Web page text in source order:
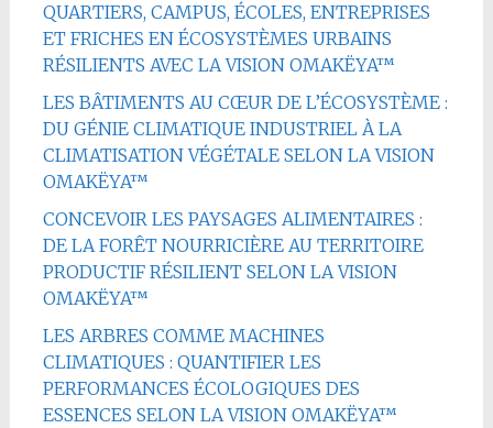
QUARTIERS, CAMPUS, ÉCOLES, ENTREPRISES
ET FRICHES EN ÉCOSYSTÈMES URBAINS
RÉSILIENTS AVEC LA VISION OMAKËYA™
LES BÂTIMENTS AU CŒUR DE L’ÉCOSYSTÈME :
DU GÉNIE CLIMATIQUE INDUSTRIEL À LA
CLIMATISATION VÉGÉTALE SELON LA VISION
OMAKËYA™
CONCEVOIR LES PAYSAGES ALIMENTAIRES :
DE LA FORÊT NOURRICIÈRE AU TERRITOIRE
PRODUCTIF RÉSILIENT SELON LA VISION
OMAKËYA™
LES ARBRES COMME MACHINES
CLIMATIQUES : QUANTIFIER LES
PERFORMANCES ÉCOLOGIQUES DES
ESSENCES SELON LA VISION OMAKËYA™